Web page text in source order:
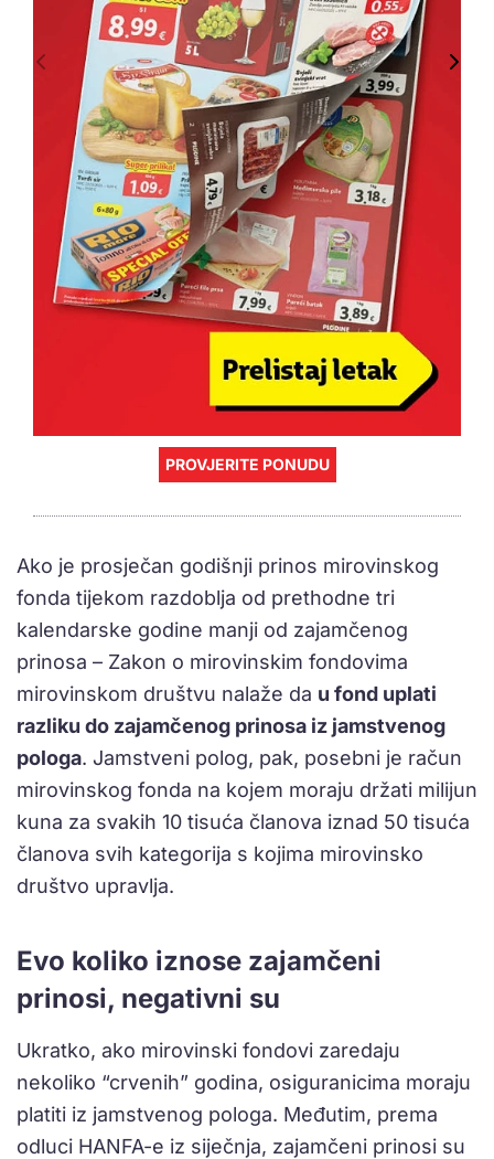
PROVJERITE PONUDU
Ako je prosječan godišnji prinos mirovinskog
fonda tijekom razdoblja od prethodne tri
kalendarske godine manji od zajamčenog
prinosa – Zakon o mirovinskim fondovima
mirovinskom društvu nalaže da u fond uplati
razliku do zajamčenog prinosa iz jamstvenog
pologa. Jamstveni polog, pak, posebni je račun
mirovinskog fonda na kojem moraju držati milijun
kuna za svakih 10 tisuća članova iznad 50 tisuća
članova svih kategorija s kojima mirovinsko
društvo upravlja.
Evo koliko iznose zajamčeni
prinosi, negativni su
Ukratko, ako mirovinski fondovi zaredaju
nekoliko “crvenih” godina, osiguranicima moraju
platiti iz jamstvenog pologa. Međutim, prema
odluci HANFA-e iz siječnja, zajamčeni prinosi su